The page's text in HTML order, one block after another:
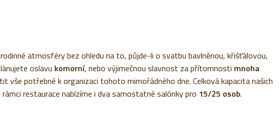
atmosféry bez ohledu na to, půjde-li o svatbu bavlněnou, křišťálovou,
oslavu komorní, nebo výjimečnou slavnost za přítomnosti mnoha
vše potřebné k organizaci tohoto mimořádného dne. Celková kapacita našich
rámci restaurace nabízíme i dva samostatné salónky pro 15/25 osob.